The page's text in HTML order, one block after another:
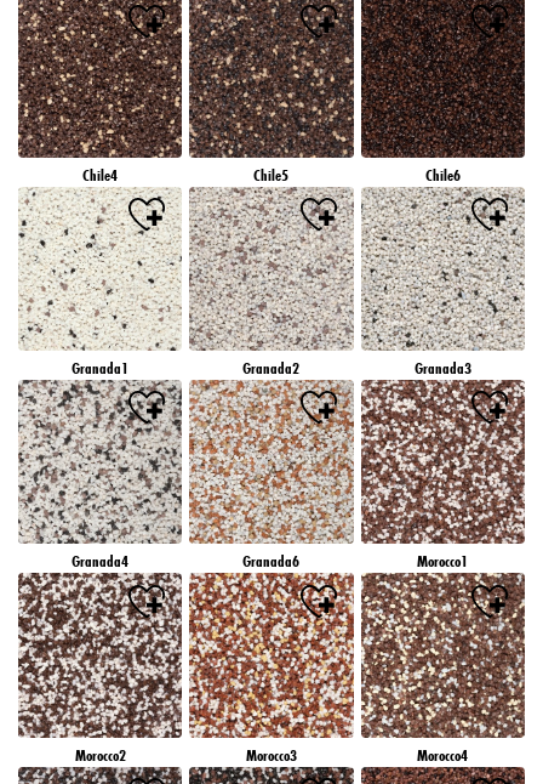
Chile4 Chile5 Chile6
Granada1 Granada2 Granada3
Granada4 Granada6 Morocco1
Morocco2 Morocco3 Morocco4